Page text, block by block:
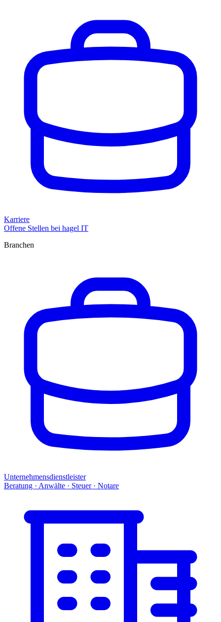
Karriere
Offene Stellen bei hagel IT
Branchen
Unternehmensdienstleister
Beratung · Anwälte · Steuer · Notare